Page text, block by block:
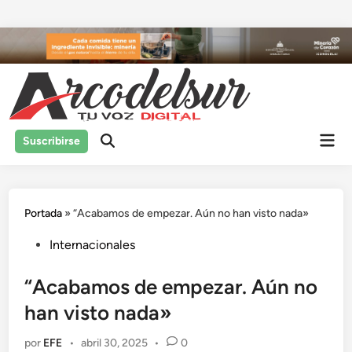
al
contenido
Suscribirse
Portada »“Acabamos de empezar. Aún no han visto nada»
Publicado
Internacionales
“Acabamos de empezar. Aún no
han visto nada»
por EFE • abril 30, 2025 • 0